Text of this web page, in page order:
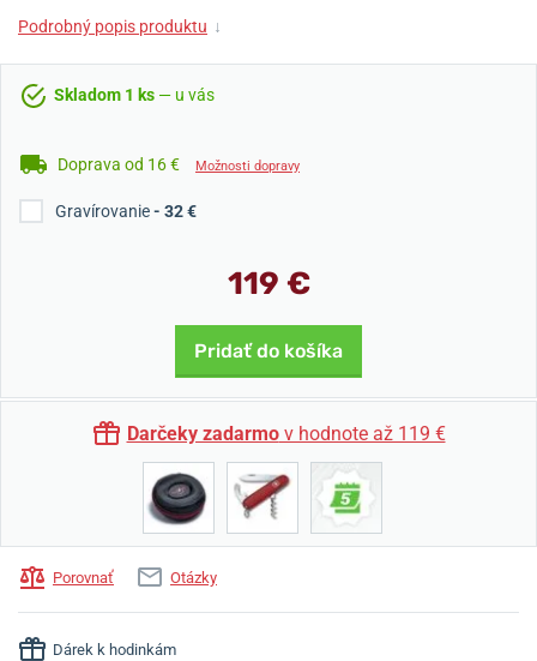
Podrobný popis produktu ↓
Skladom 1 ks — u vás
Doprava od 16 € Možnosti dopravy
Gravírovanie- 32 €
119 €
Pridať do košíka
Darčeky zadarmov hodnote až 119 €
Porovnať Otázky
Dárek k hodinkám